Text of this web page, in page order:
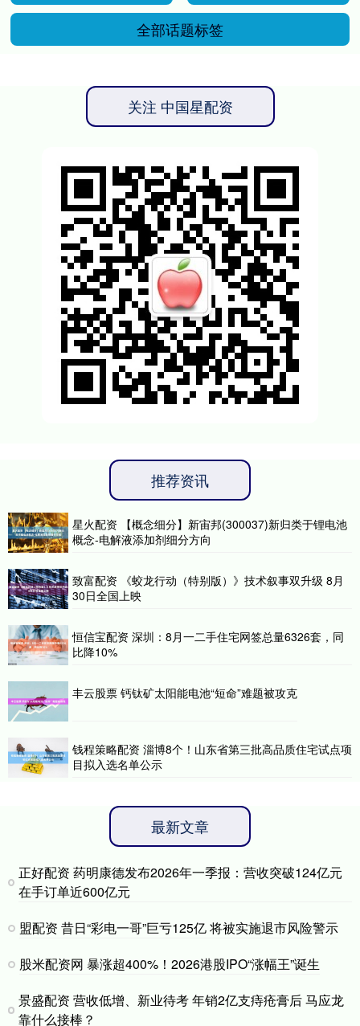
全部话题标签
关注 中国星配资
推荐资讯
星火配资 【概念细分】新宙邦(300037)新归类于锂电池
概念-电解液添加剂细分方向
致富配资 《蛟龙行动（特别版）》技术叙事双升级 8月
30日全国上映
恒信宝配资 深圳：8月一二手住宅网签总量6326套，同
比降10%
丰云股票 钙钛矿太阳能电池“短命”难题被攻克
钱程策略配资 淄博8个！山东省第三批高品质住宅试点项
目拟入选名单公示
最新文章
正好配资 药明康德发布2026年一季报：营收突破124亿元
在手订单近600亿元
盟配资 昔日“彩电一哥”巨亏125亿 将被实施退市风险警示
股米配资网 暴涨超400%！2026港股IPO“涨幅王”诞生
景盛配资 营收低增、新业待考 年销2亿支痔疮膏后 马应龙
靠什么接棒？